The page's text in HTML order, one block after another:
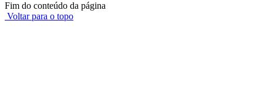
Fim do conteúdo da página
Voltar para o topo